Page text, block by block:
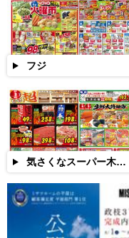
フジ
気さくなスーパー木村チェーン